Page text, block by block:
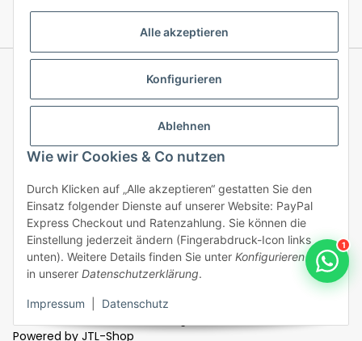
Alle akzeptieren
Konfigurieren
Ablehnen
Wie wir Cookies & Co nutzen
Durch Klicken auf „Alle akzeptieren“ gestatten Sie den
Einsatz folgender Dienste auf unserer Website: PayPal
Express Checkout und Ratenzahlung. Sie können die
Einstellung jederzeit ändern (Fingerabdruck-Icon links
unten). Weitere Details finden Sie unter Konfigurierenund
in unserer Datenschutzerklärung.
Impressum Datenschutz
1
Informationen
Gesetzliche Informationen
Vertrag widerrufen
/ * Alle Preise inkl. gesetzlicher USt., inkl.
Powered by JTL-Shop